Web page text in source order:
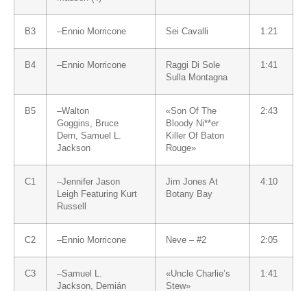
B3 –Ennio Morricone Sei Cavalli 1:21
B4 –Ennio Morricone
Raggi Di Sole
Sulla Montagna
1:41
B5 –Walton
Goggins
Bruce
Dern Samuel L.
Jackson
«Son Of The
Bloody Ni**er
Killer Of Baton
Rouge»
2:43
C1 –Jennifer Jason
Leigh Featuring Kurt
Russell
Jim Jones At
Botany Bay
4:10
C2 –Ennio Morricone Neve – #2 2:05
C3 –Samuel L.
Jackson
Demián
«Uncle Charlie’s
Stew»
1:41